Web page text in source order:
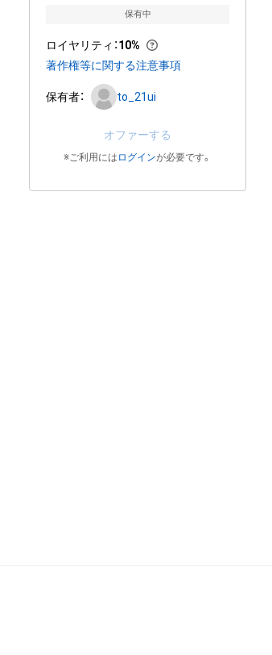
保有中
ロイヤリティ ：10%
著作権等に関する注意事項
保有者： to_21ui
オファーする
※ご利用には ログインが必要です。